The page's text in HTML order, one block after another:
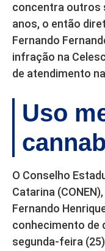
concentra outros
anos, o então
Fernando
infração na
de atendimento
Uso
O Conselho
Catarina
Fernando
conhecimento de
segunda-feira